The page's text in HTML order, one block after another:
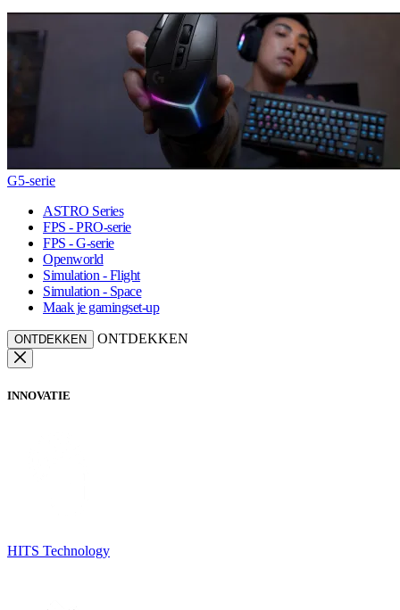
G5-serie
ASTRO Series
FPS - PRO-serie
FPS - G-serie
Openworld
Simulation - Flight
Simulation - Space
Maak je gamingset-up
ONTDEKKEN ONTDEKKEN
INNOVATIE
HITS Technology